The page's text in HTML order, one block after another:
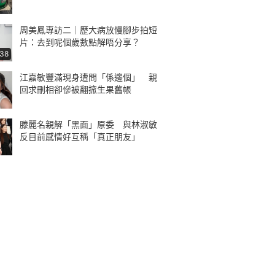
周美鳳專訪二｜歷大病放慢腳步拍短
片：去到呢個歲數點解唔分享？
江嘉敏豐滿現身遭問「係邊個」 親
回求刪相卻慘被翻搲生果舊帳
滕麗名親解「黑面」原委 與林淑敏
反目前感情好互稱「真正朋友」